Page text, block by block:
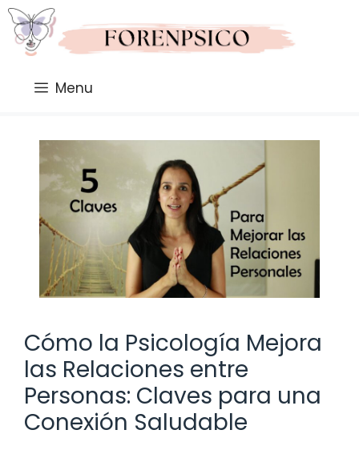
Saltar
al
contenido
Menu
Cómo la Psicología Mejora
las Relaciones entre
Personas: Claves para una
Conexión Saludable